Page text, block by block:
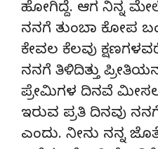
ಹೋಗಿದ್ದೆ. ಆಗ ನಿನ್ನ
ನನಗೆ ತುಂಬಾ ಕೋಪ
ಕೇವಲ ಕೆಲವು
ನನಗೆ ತಿಳಿದಿತ್ತು
ಪ್ರೇಮಿಗಳ ದಿನವೆ
ಇರುವ ಪ್ರತಿ ದಿನವು
ಎಂದು. ನೀನು ನನ್ನ ಜೊತೆ